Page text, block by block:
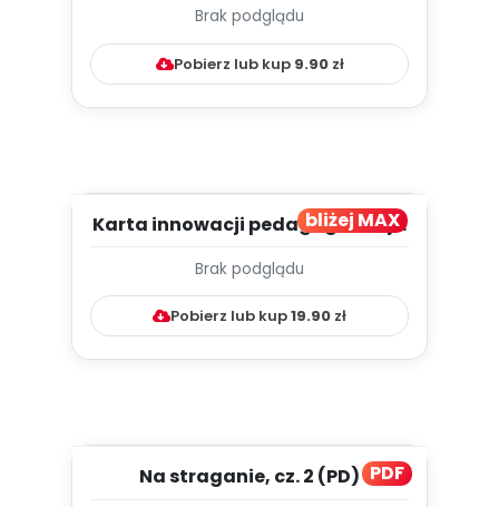
Brak podglądu
Pobierz lub kup 9.90zł
bliżej MAX
Karta innowacji pedagogicznej -
Brak podglądu
Pobierz lub kup19.90 zł
PDF
Na straganie, cz. 2 (PD)